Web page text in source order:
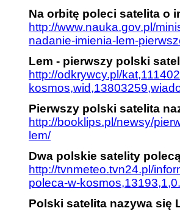
Na orbitę poleci satelita o
http://www.nauka.gov.pl/
nadanie-imienia-lem-
Lem - pierwszy polski
http://odkrywcy.pl/
Pierwszy polski satelita
http://booklips.pl/newsy/
lem/
Dwa polskie satelity
http://tvnmeteo.tvn24.pl/
poleca-w-
Polski satelita nazywa się